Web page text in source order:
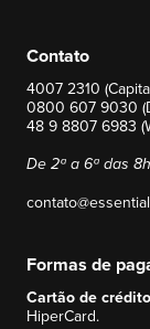
Contato
4007 2310
0800 607 9030
48 9 8807 6983
De 2ª a 6ª das
Formas de
Cartão de
HiperCard.